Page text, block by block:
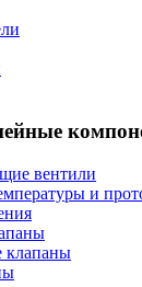
вентили
и
клапаны